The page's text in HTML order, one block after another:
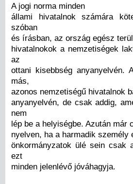
A jogi norma minden
állami hivatalnok számára
szóban
és írásban, az ország egész
hivatalnokok a nemzetiségek
az
ottani kisebbség anyanyelvén.
más,
azonos nemzetiségű hivatalnok
anyanyelvén, de csak addig,
nem
lép be a helyiségbe. Azután már
nyelven, ha a harmadik személy
önkormányzatok ülé sein csak
ezt
minden jelenlévő jóváhagyja.